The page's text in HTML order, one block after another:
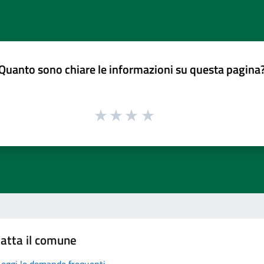
sono chiare le informazioni su questa
il comune